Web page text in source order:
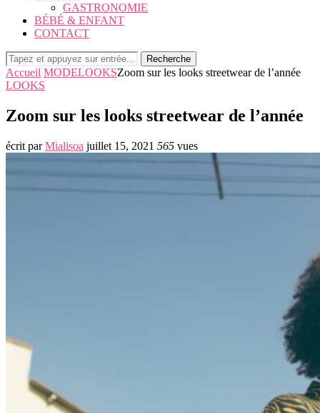
GASTRONOMIE
BÉBÉ & ENFANT
CONTACT
Recherche
Accueil MODELOOKSZoom sur les looks streetwear de l’année
LOOKS
Zoom sur les looks streetwear de l’année
écrit parMialisoa juillet 15, 2021 565 vues